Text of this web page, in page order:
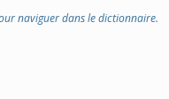
naviguer dans le dictionnaire.